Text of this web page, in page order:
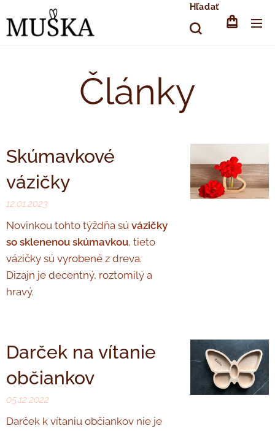
Hľadať
Články
Skúmavkové
vázičky
12.01.2023
Novinkou tohto týždňa sú vázičky
so sklenenou skúmavkou, tieto
vázičky sú vyrobené z dreva.
Dizajn je decentný, roztomilý a
hravý.
Darček na vítanie
občiankov ♥
05.12.2022
Darček k vítaniu občiankov nie je